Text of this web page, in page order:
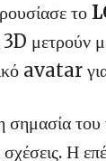
το
μετρούν
avatar
του
σχέσεις. Η